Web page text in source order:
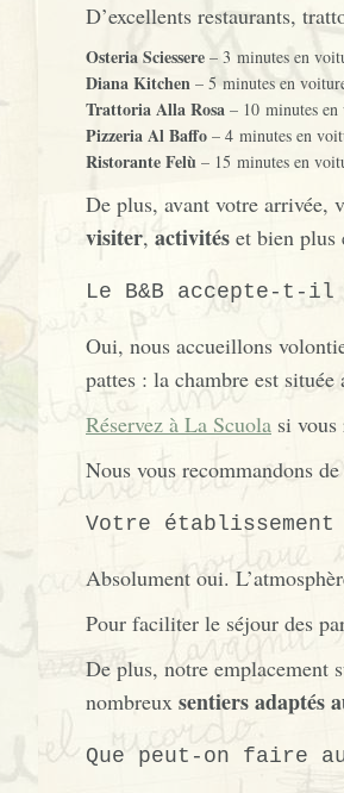
D’excellents restaurants,
Osteria Sciessere – 3 minutes en
Diana Kitchen – 5 minutes en
Trattoria Alla Rosa – 10 minutes
Pizzeria Al Baffo – 4 minutes en
Ristorante Felù – 15 minutes en
De plus, avant votre arrivée,
visiter,activités et bien plus
Le B&B accepte-t-il
Oui, nous accueillons
pattes : la chambre est
Réservez à La Scuola si vous
Nous vous recommandons
Votre
Absolument oui.
Pour faciliter le séjour des
De plus, notre emplacement
nombreux sentiers adaptés
Que peut-on faire